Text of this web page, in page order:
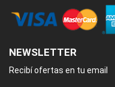
NEWSLETTER
Recibí ofertas en tu email